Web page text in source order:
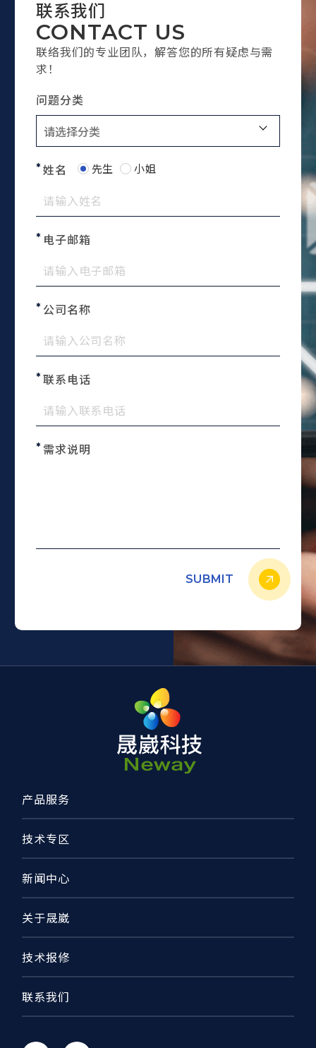
联系我们
CONTACT US
联络我们的专业团队，解答您的所有疑虑与需
求！
问题分类
姓名 先生 小姐
电子邮箱
公司名称
联系电话
需求说明
SUBMIT
产品服务
技术专区
新闻中心
关于晟崴
技术报修
联系我们